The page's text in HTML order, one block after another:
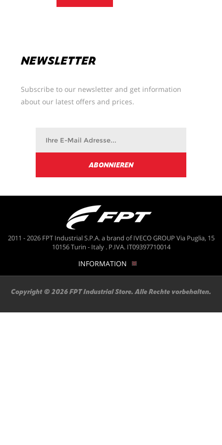
NEWSLETTER
Subscribe to our newsletter and get information
about our latest offers and prices.
2011 - 2026 FPT Industrial S.P.A. a brand of IVECO GROUP Via Puglia, 15
10156 Turin - Italy . P.IVA. IT09397710014
INFORMATION
Copyright © 2026 FPT Industrial Store. Alle Rechte vorbehalten.